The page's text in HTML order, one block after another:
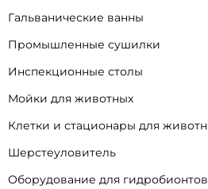
Гальванические ванны
Промышленные сушилки
Инспекционные столы
Мойки для животных
Клетки и стационары для
Шерстеуловитель
Оборудование для гидробионтов